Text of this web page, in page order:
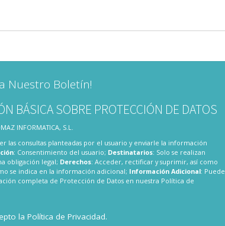
Nuestro Boletín!
BÁSICA SOBRE PROTECCIÓN DE DATOS
INFORMATICA, S.L.
las consultas planteadas por el usuario y enviarle la información
: Consentimiento del usuario; Destinatarios: Solo se realizan
obligación legal; Derechos: Acceder, rectificar y suprimir, así como
se indica en la información adicional; Información Adicional: Puede
completa de Protección de Datos en nuestra Política de
la Política de Privacidad.